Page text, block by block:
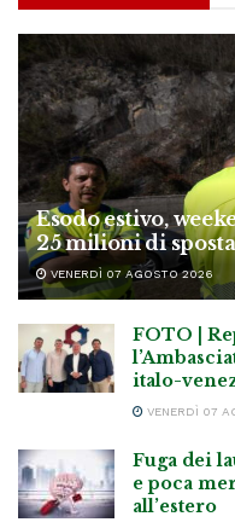
Esodo estivo,
25 milioni di
VENERDÌ 07 AGOSTO 2026
FOTO |
italo-
VENERDÌ 07
Fuga dei
e poca
all’estero